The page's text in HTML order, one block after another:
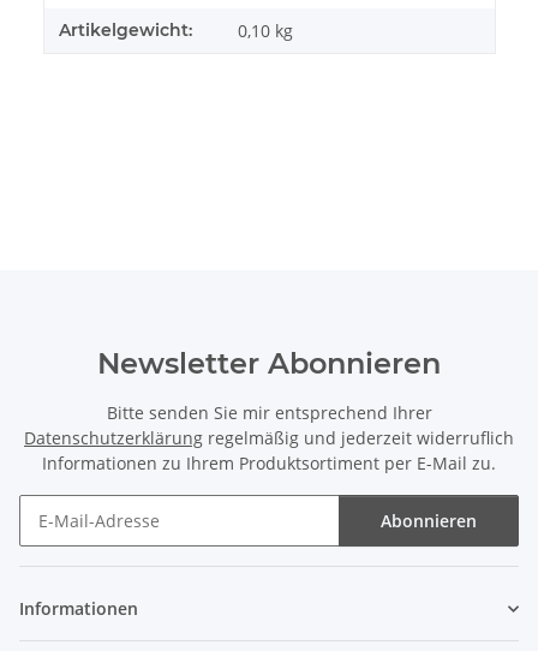
Artikelgewicht: 0,10 kg
Newsletter Abonnieren
Bitte senden Sie mir entsprechend Ihrer
Datenschutzerklärung regelmäßig und jederzeit widerruflich
Informationen zu Ihrem Produktsortiment per E-Mail zu.
Abonnieren
Informationen